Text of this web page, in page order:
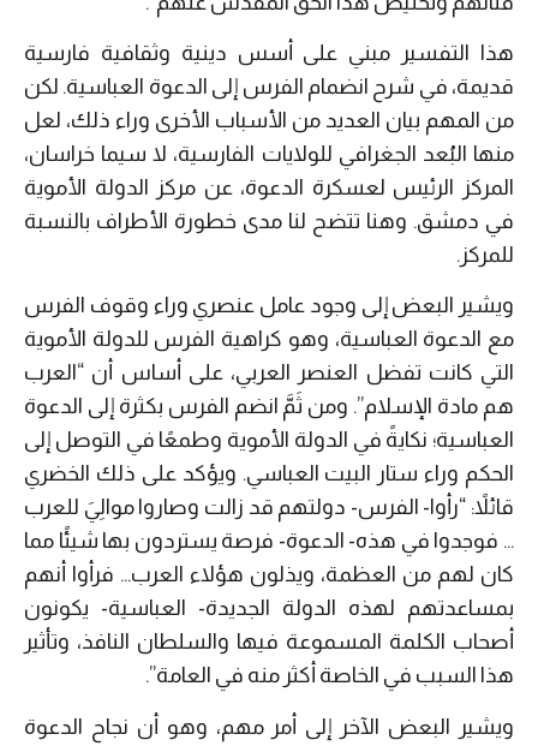
هذا التفسير مبني على أسس دينية وثقافية فارسية
قديمة، في شرح انضمام الفرس إلى الدعوة العباسية. لكن
من المهم بيان العديد من الأسباب الأخرى وراء ذلك، لعل
منها البُعد الجغرافي للولايات الفارسية، لا سيما خراسان،
المركز الرئيس لعسكرة الدعوة، عن مركز الدولة الأموية
في دمشق. وهنا تتضح لنا مدى خطورة الأطراف بالنسبة
للمركز.
ويشير البعض إلى وجود عامل عنصري وراء وقوف الفرس
مع الدعوة العباسية، وهو كراهية الفرس للدولة الأموية
التي كانت تفضل العنصر العربي، على أساس أن “العرب
هم مادة الإسلام”. ومن ثَمَّ انضم الفرس بكثرة إلى الدعوة
العباسية؛ نكايةً في الدولة الأموية وطمعًا في التوصل إلى
الحكم وراء ستار البيت العباسي. ويؤكد على ذلك الخضري
قائلاً: “رأوا- الفرس- دولتهم قد زالت وصاروا موالِيَ للعرب
… فوجدوا في هذه- الدعوة- فرصة يستردون بها شيئًا مما
كان لهم من العظمة، ويذلون هؤلاء العرب… فرأوا أنهم
بمساعدتهم لهذه الدولة الجديدة- العباسية- يكونون
أصحاب الكلمة المسموعة فيها والسلطان النافذ، وتأثير
هذا السبب في الخاصة أكثر منه في العامة”.
ويشير البعض الآخر إلى أمر مهم، وهو أن نجاح الدعوة